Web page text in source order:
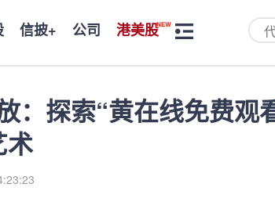
信披+ 公司 港美股
：探索“黄在线免费观
术